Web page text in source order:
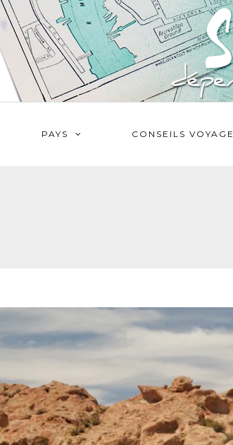
PAYS CONSEILS VOYAGE